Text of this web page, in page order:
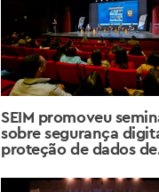
SEIM promoveu
sobre segurança
proteção de dados de
Rio